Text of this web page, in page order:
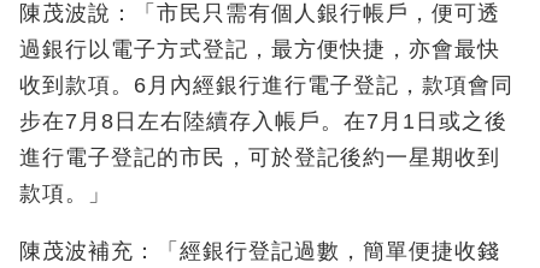
陳茂波說：「市民只需有個人銀行帳戶，便可透
過銀行以電子方式登記，最方便快捷，亦會最快
收到款項。6月內經銀行進行電子登記，款項會同
步在7月8日左右陸續存入帳戶。在7月1日或之後
進行電子登記的市民，可於登記後約一星期收到
款項。」
陳茂波補充：「經銀行登記過數，簡單便捷收錢